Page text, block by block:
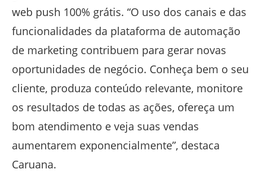
web push 100% grátis. “O uso dos canais e das
funcionalidades da plataforma de automação
de marketing contribuem para gerar novas
oportunidades de negócio. Conheça bem o seu
cliente, produza conteúdo relevante, monitore
os resultados de todas as ações, ofereça um
bom atendimento e veja suas vendas
aumentarem exponencialmente”, destaca
Caruana.